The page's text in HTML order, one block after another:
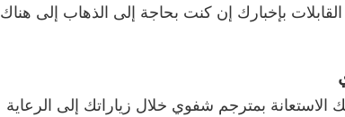
بإخبارك إن كنت بحاجة إلى الذهاب إلى هناك
الاستعانة بمترجم شفوي خلال زياراتك إلى الرعاية